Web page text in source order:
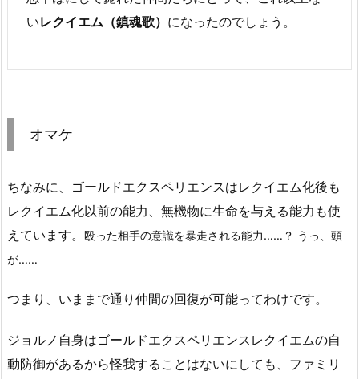
いレクイエム（鎮魂歌） になったのでしょう。
オマケ
ちなみに、ゴールドエクスペリエンスはレクイエム化後も
レクイエム化以前の能力、無機物に生命を与える能力も使
えています。 殴った相手の意識を暴走される能力……？ うっ、頭
が……
つまり、いままで通り仲間の回復が可能ってわけです。
ジョルノ自身はゴールドエクスペリエンスレクイエムの自
動防御があるから怪我することはないにしても、ファミリ